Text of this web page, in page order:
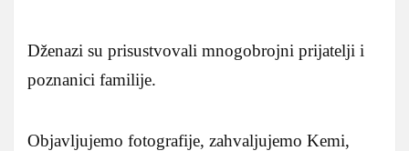
Dženazi su prisustvovali mnogobrojni prijatelji i
poznanici familije.
Objavljujemo fotografije, zahvaljujemo Kemi,